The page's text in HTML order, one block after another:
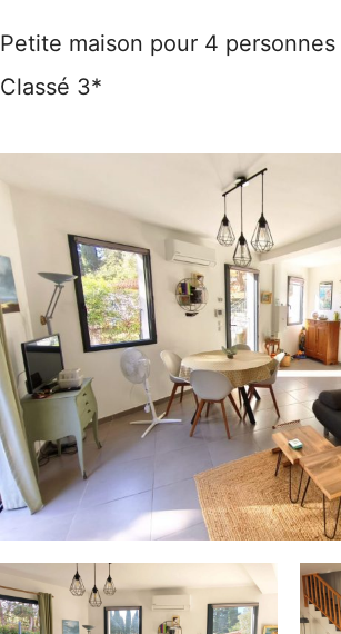
Petite maison pour 4 personnes
Classé 3*